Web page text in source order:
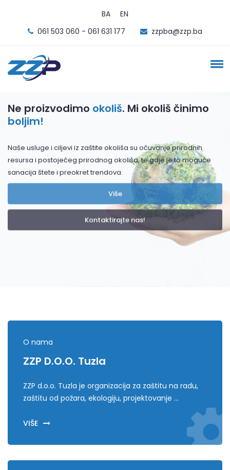
BA
EN
061 503 060 - 061 631 177
zzpba@zzp.ba
Ne proizvodimo okoliš. Mi okoliš činimo
boljim!
Naše usluge i ciljevi iz zaštite okoliša su očuvanje prirodnih
resursa i postojećeg prirodnog okoliša, te gdje je to moguće
sanacija štete i preokret trendova.
Više
Kontaktirajte nas!
O nama
ZZP D.o.o. Tuzla
ZZP d.o.o. Tuzla je organizacija za zaštitu na radu,
zaštitu od požara, ekologiju, projektovanje ...
VIŠE